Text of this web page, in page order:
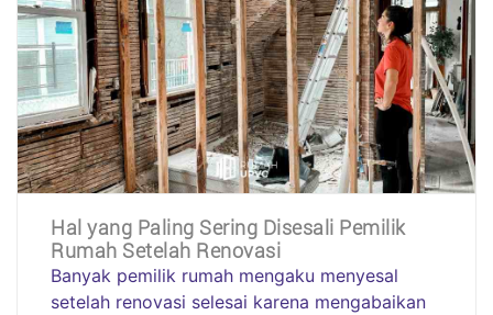
Hal yang Paling Sering Disesali Pemilik
Rumah Setelah Renovasi
Banyak pemilik rumah mengaku menyesal
setelah renovasi selesai karena mengabaikan